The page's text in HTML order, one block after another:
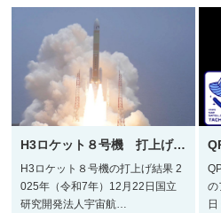
H3ロケット８号機 打上げ…
H3ロケット８号機の打上げ結果 2
025年（令和7年）12月22日国立
研究開発法人宇宙航…
の